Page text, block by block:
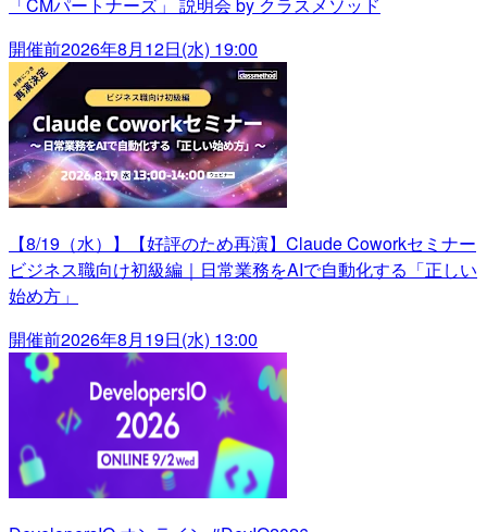
開催前2026年8月12日(水) 19:00
【8/19（水）】【好評のため再演】Claude Coworkセミナー
ビジネス職向け初級編｜日常業務をAIで自動化する「正しい
始め方」
開催前2026年8月19日(水) 13:00